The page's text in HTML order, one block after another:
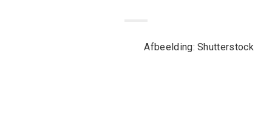
Afbeelding: Shutterstock